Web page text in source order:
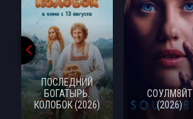
ПОСЛЕДНИЙ
БОГАТЫРЬ.
КОЛОБОК (2026)
СОУЛМ8ЙТ
(2026)